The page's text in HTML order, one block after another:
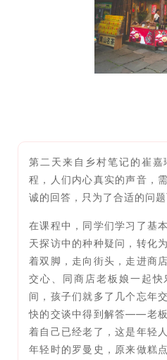
第二天来自乡村笔记的崔
程，人们内心真实的声音，
诚的回答，只为了合适的问题
在课程中，同学们学习了基
天探访中的种种疑问，转化
着双脚，走向街头，走进商
交心、同商店老板娘一起
间，孩子们就多了几个忘年
快的交谈中得到解答——老
着自己已经老了，这是年轻
年轻时的罗曼史，原来做糕